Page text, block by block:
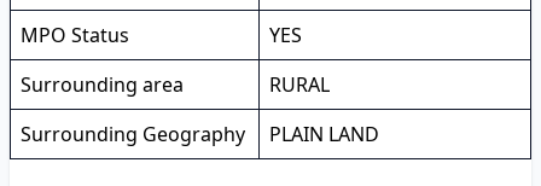
MPO Status
YES
Surrounding area
RURAL
Surrounding Geography
PLAIN LAND